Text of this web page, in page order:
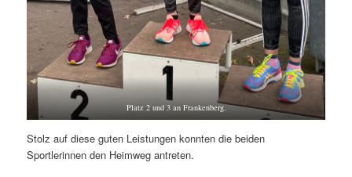
Platz 2 und 3 an Frankenberg.
Stolz auf diese guten Leistungen konnten die beiden
Sportlerinnen den Heimweg antreten.